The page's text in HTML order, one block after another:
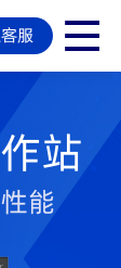
服
站
能